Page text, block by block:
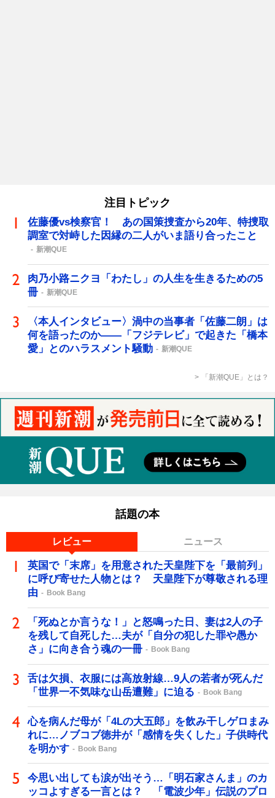
注目トピック
佐藤優vs検察官！ あの国策捜査から20年、特捜取
調室で対峙した因縁の二人がいま語り合ったこと
新潮QUE
肉乃小路ニクヨ「わたし」の人生を生きるための5
冊
新潮QUE
〈本人インタビュー〉渦中の当事者「佐藤二朗」は
何を語ったのか――「フジテレビ」で起きた「橋本
愛」とのハラスメント騒動
新潮QUE
「新潮QUE」とは？
話題の本
レビュー ニュース
英国で「末席」を用意された天皇陛下を「最前列」
に呼び寄せた人物とは？ 天皇陛下が尊敬される理
由
Book Bang
「死ぬとか言うな！」と怒鳴った日、妻は2人の子
を残して自死した…夫が「自分の犯した罪や愚か
さ」に向き合う魂の一冊
Book Bang
舌は欠損、衣服には高放射線…9人の若者が死んだ
「世界一不気味な山岳遭難」に迫る
Book Bang
心を病んだ母が「4Lの大五郎」を飲み干しゲロまみ
れに…ノブコブ徳井が「感情を失くした」子供時代
を明かす
Book Bang
今思い出しても涙が出そう…「明石家さんま」のカ
ッコよすぎる一言とは？ 「電波少年」伝説のプロ